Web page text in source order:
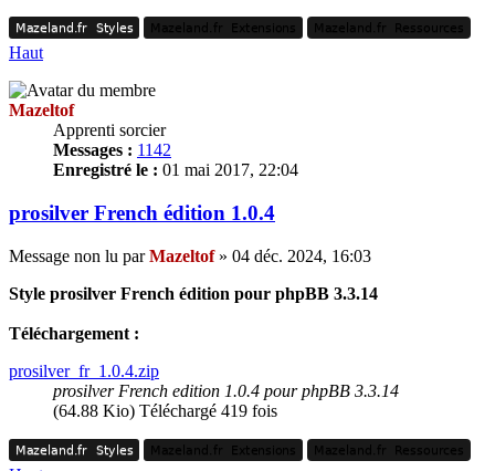
Mazeland.fr
Mazeland.fr Styles
Styles Mazeland.fr
Mazeland.fr Extensions
Extensions Mazeland.fr
Mazeland.fr Ressources
Ressources
Haut
Mazeltof
Apprenti sorcier
Messages : 1142
Enregistré le : 01 mai 2017, 22:04
prosilver French édition 1.0.4
Message non lu parMazeltof» 04 déc. 2024, 16:03
Style prosilver French édition pour phpBB 3.3.14
Téléchargement :
prosilver_fr_1.0.4.zip
prosilver French edition 1.0.4 pour phpBB 3.3.14
(64.88 Kio) Téléchargé 419 fois
Mazeland.fr
Mazeland.fr Styles
Styles Mazeland.fr
Mazeland.fr Extensions
Extensions Mazeland.fr
Mazeland.fr Ressources
Ressources